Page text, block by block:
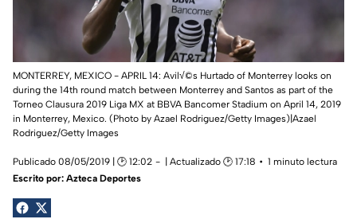
MONTERREY, MEXICO - APRIL 14: Avil√©s Hurtado of Monterrey looks on
during the 14th round match between Monterrey and Santos as part of the
Torneo Clausura 2019 Liga MX at BBVA Bancomer Stadium on April 14, 2019
in Monterrey, Mexico. (Photo by Azael Rodriguez/Getty Images)|Azael
Rodriguez/Getty Images
Publicado 08/05/2019 | 🕑 12:02 | Actualizado 🕑 17:18
1 minuto lectura
Escrito por: Azteca Deportes